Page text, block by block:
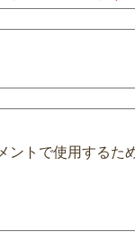
ントで使用するた